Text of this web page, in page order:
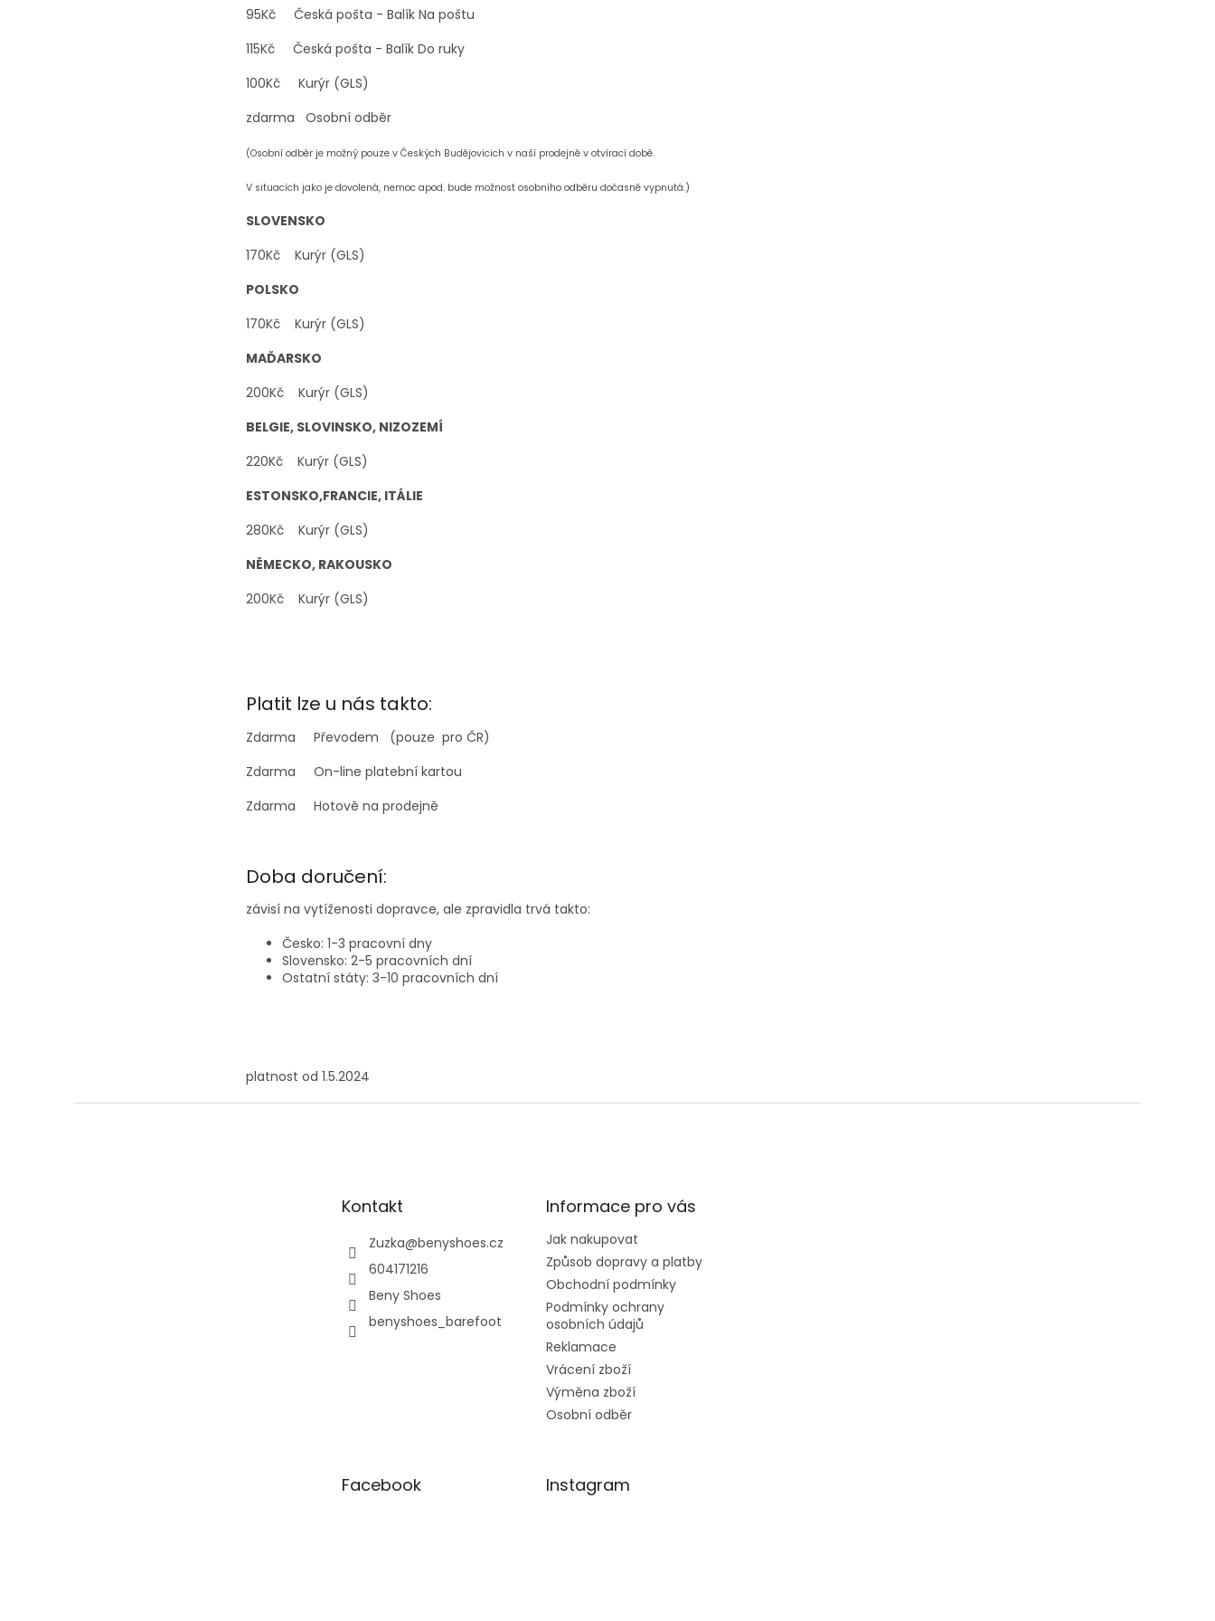
95Kč Česká pošta - Balík Na poštu
115Kč Česká pošta - Balík Do ruky
100Kč Kurýr (GLS)
zdarma Osobní odběr
(Osobní odběr je možný pouze v Českých Budějovicich v naší prodejně v otvírací době.
V situacích jako je dovolená, nemoc apod. bude možnost osobního odběru dočasně vypnutá.)
SLOVENSKO
170Kč Kurýr (GLS)
POLSKO
170Kč Kurýr (GLS)
MAĎARSKO
200Kč Kurýr (GLS)
BELGIE, SLOVINSKO, NIZOZEMÍ
220Kč Kurýr (GLS)
ESTONSKO,FRANCIE, ITÁLIE
280Kč Kurýr (GLS)
NĚMECKO, RAKOUSKO
200Kč Kurýr (GLS)
Platit lze u nás takto:
Zdarma Převodem (pouze pro ČR)
Zdarma On-line platební kartou
Zdarma Hotově na prodejně
Doba doručení:
závisí na vytíženosti dopravce, ale zpravidla trvá takto:
Česko: 1-3 pracovní dny
Slovensko: 2-5 pracovních dní
Ostatní státy: 3-10 pracovních dní
platnost od 1.5.2024
Kontakt
Zuzka@benyshoes.cz
604171216
Beny Shoes
benyshoes_barefoot
Informace pro vás
Jak nakupovat
Způsob dopravy a platby
Obchodní podmínky
Podmínky ochrany
osobních údajů
Reklamace
Vrácení zboží
Výměna zboží
Osobní odběr
Facebook Instagram